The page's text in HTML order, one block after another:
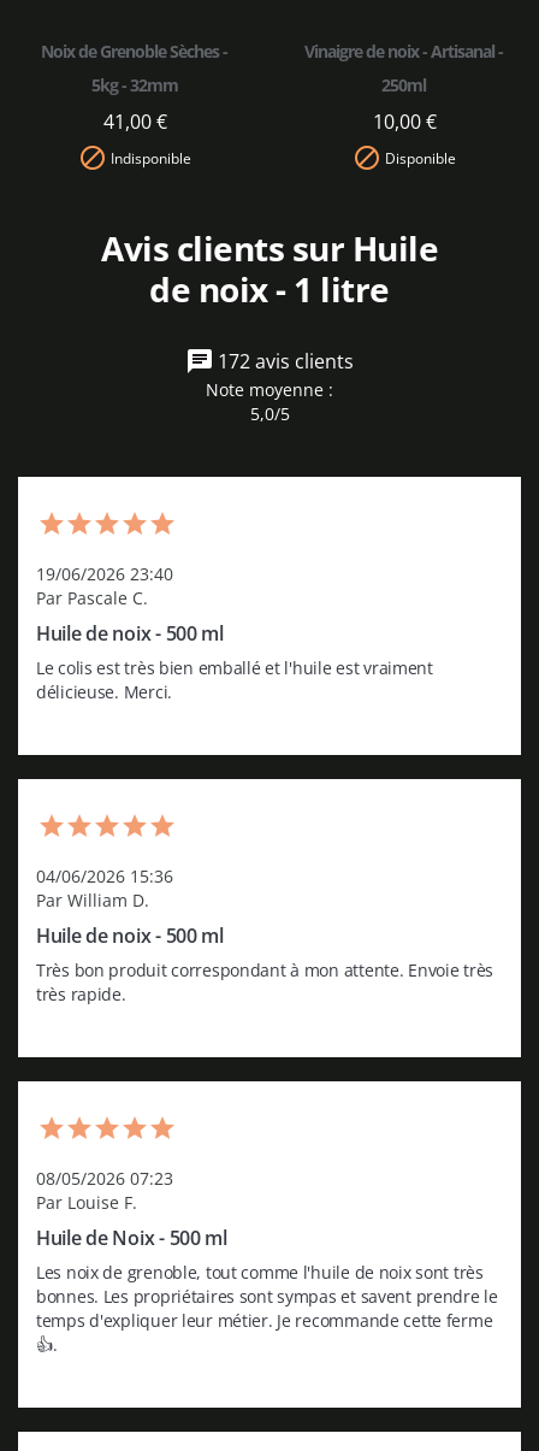
Noix de Grenoble Sèches -
5kg - 32mm
41,00 €
 Indisponible
Vinaigre de noix - Artisanal -
250ml
10,00 €
 Disponible
Avis clients sur Huile
de noix - 1 litre
172 avis clients
Note moyenne :
5,0/5
19/06/2026 23:40
Par Pascale C.
Huile de noix - 500 ml
Le colis est très bien emballé et l'huile est vraiment
délicieuse. Merci.
04/06/2026 15:36
Par William D.
Huile de noix - 500 ml
Très bon produit correspondant à mon attente. Envoie très
très rapide.
08/05/2026 07:23
Par Louise F.
Huile de Noix - 500 ml
Les noix de grenoble, tout comme l'huile de noix sont très
bonnes. Les propriétaires sont sympas et savent prendre le
temps d'expliquer leur métier. Je recommande cette ferme
👍.